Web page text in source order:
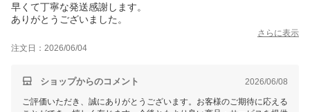
早くて丁寧な発送感謝します。
ありがとうございました。
さらに表示
注文日：2026/06/04
ショップからのコメント 2026/06/08
ご評価いただき、誠にありがとうございます。お客様のご期待に応える